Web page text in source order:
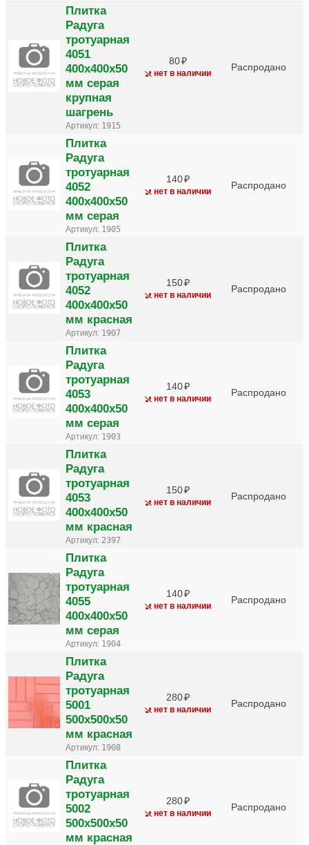
Плитка
Радуга
тротуарная
4051
400х400х50
мм серая
крупная
шагрень
Артикул: 1915
80
нет в наличии
Распродано
Плитка
Радуга
тротуарная
4052
400х400х50
мм серая
Артикул: 1905
140
нет в наличии
Распродано
Плитка
Радуга
тротуарная
4052
400х400х50
мм красная
Артикул: 1907
150
нет в наличии
Распродано
Плитка
Радуга
тротуарная
4053
400х400х50
мм серая
Артикул: 1903
140
нет в наличии
Распродано
Плитка
Радуга
тротуарная
4053
400х400х50
мм красная
Артикул: 2397
150
нет в наличии
Распродано
Плитка
Радуга
тротуарная
4055
400х400х50
мм серая
Артикул: 1904
140
нет в наличии
Распродано
Плитка
Радуга
тротуарная
5001
500х500х50
мм красная
Артикул: 1908
280
нет в наличии
Распродано
Плитка
Радуга
тротуарная
5002
500х500х50
мм красная
280
нет в наличии
Распродано